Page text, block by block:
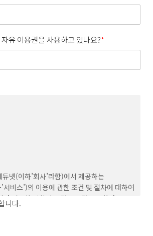
유 이용권을 사용하고 있나요?*
넷(이하’회사’라함)에서 제공하는
서비스’)의 이용에 관한 조건 및 절차에 대하여
필요한 사항의 규정을 목적으로 한다.
니다.